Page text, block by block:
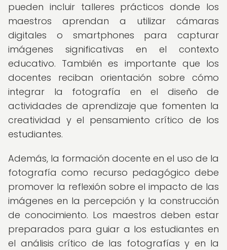
pueden incluir talleres prácticos donde los
maestros aprendan a utilizar cámaras
digitales o smartphones para capturar
imágenes significativas en el contexto
educativo. También es importante que los
docentes reciban orientación sobre cómo
integrar la fotografía en el diseño de
actividades de aprendizaje que fomenten la
creatividad y el pensamiento crítico de los
estudiantes.
Además, la formación docente en el uso de la
fotografía como recurso pedagógico debe
promover la reflexión sobre el impacto de las
imágenes en la percepción y la construcción
de conocimiento. Los maestros deben estar
preparados para guiar a los estudiantes en
el análisis crítico de las fotografías y en la